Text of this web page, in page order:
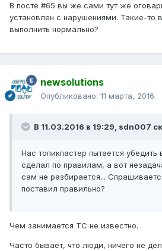
В посте #65 вы же сами тут же
установлен с нарушениями. Такие-то
выполнить нормально?
newsolutions
Опубликовано: 11 марта, 2016
В 11.03.2016 в 19:29, sdn007
Нас топикпастер пытается
сделал по правилам, а вот
сам не разбирается...
поставил правильно?
Чем занимается ТС не известно.
Часто бывает, что люди, ничего не